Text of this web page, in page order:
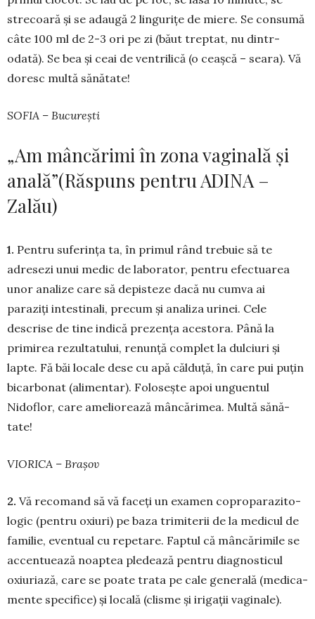
stre­coară și se adaugă 2 lingurițe de miere. Se consumă
câte 100 ml de 2-3 ori pe zi (bă­ut trep­tat, nu dintr-
odată). Se bea și ceai de ventrilică (o ceaș­că – seara). Vă
doresc multă să­nătate!
SOFIA – București
„Am mâncărimi în zona vaginală și
anală”(Răspuns pentru ADINA –
Zalău)
1. Pentru suferința ta, în primul rând trebuie să te
adresezi unui medic de laborator, pentru efectuarea
unor analize care să depisteze dacă nu cumva ai
paraziți intestinali, precum și analiza urinei. Cele
descrise de tine indică prezența acestora. Până la
primirea rezultatului, renunță complet la dulciuri și
lapte. Fă băi locale dese cu apă călduță, în care pui puțin
bicarbonat (ali­mentar). Fo­lo­sește apoi unguentul
Nidoflor, care ame­liorează mân­cărimea. Multă sănă­
tate!
VIORICA – Brașov
2. Vă recomand să vă faceți un examen copropa­ra­zi­to­
logic (pentru oxiuri) pe baza trimi­terii de la me­dicul de
fa­milie, even­tual cu re­pe­tare. Faptul că mân­cărimile se
ac­centuează noap­tea pledează pentru diagnosticul
oxiu­riază, care se poa­te trata pe cale generală (medi­ca­
mente spe­cifice) și locală (clisme și irigații vaginale).